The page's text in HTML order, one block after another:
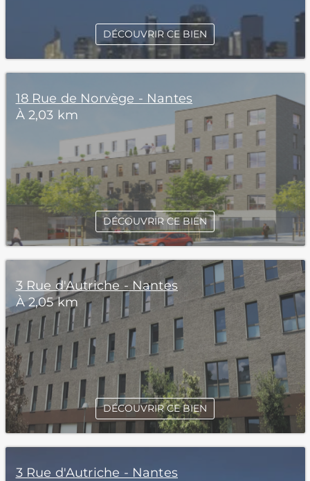
DÉCOUVRIR CE BIEN
18 Rue de Norvège - Nantes
À 2,03 km
DÉCOUVRIR CE BIEN
3 Rue d'Autriche - Nantes
À 2,05 km
DÉCOUVRIR CE BIEN
3 Rue d'Autriche - Nantes